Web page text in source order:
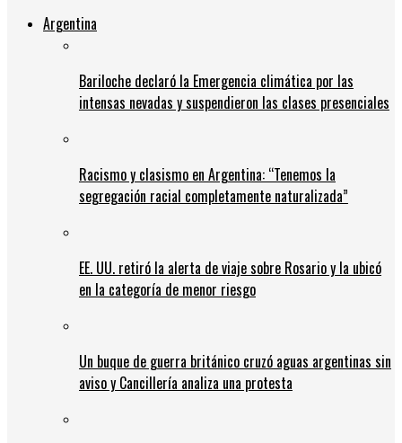
Argentina
Bariloche declaró la Emergencia climática por las
intensas nevadas y suspendieron las clases presenciales
Racismo y clasismo en Argentina: “Tenemos la
segregación racial completamente naturalizada”
EE. UU. retiró la alerta de viaje sobre Rosario y la ubicó
en la categoría de menor riesgo
Un buque de guerra británico cruzó aguas argentinas sin
aviso y Cancillería analiza una protesta